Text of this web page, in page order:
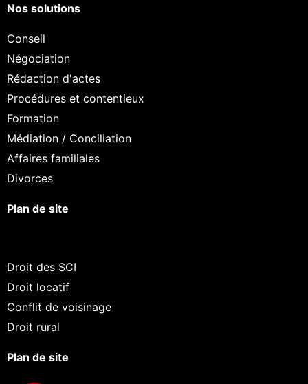
Nos solutions
Conseil
Négociation
Rédaction d'actes
Procédures et contentieux
Formation
Médiation / Conciliation
Affaires familiales
Divorces
Plan de site
Droit des SCI
Droit locatif
Conflit de voisinage
Droit rural
Plan de site